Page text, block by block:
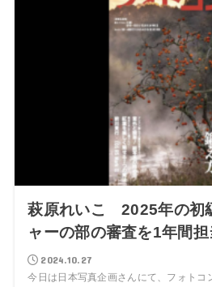
萩原れいこ 2025年の初
ャーの部の審査を1年間担
2024.10.27
今日は日本写真企画さんにて、フォトコ